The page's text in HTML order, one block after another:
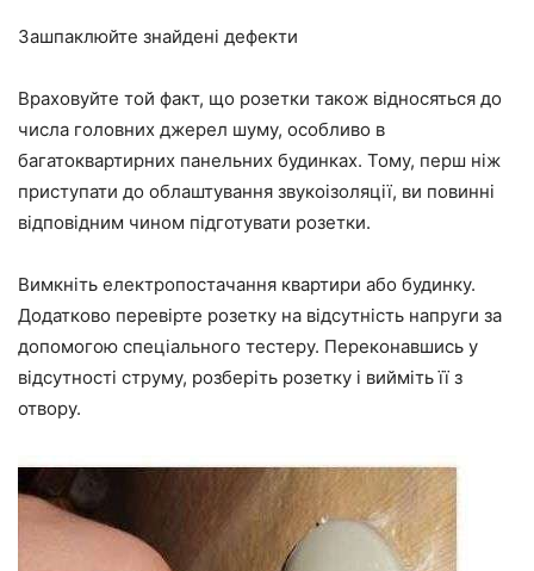
Зашпаклюйте знайдені дефекти
Враховуйте той факт, що розетки також відносяться до
числа головних джерел шуму, особливо в
багатоквартирних панельних будинках. Тому, перш ніж
приступати до облаштування звукоізоляції, ви повинні
відповідним чином підготувати розетки.
Вимкніть електропостачання квартири або будинку.
Додатково перевірте розетку на відсутність напруги за
допомогою спеціального тестеру. Переконавшись у
відсутності струму, розберіть розетку і вийміть її з
отвору.